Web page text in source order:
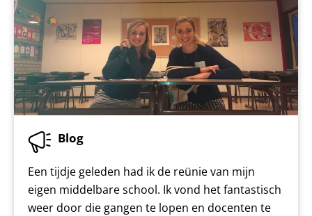
Blog
Een tijdje geleden had ik de reünie van mijn
eigen middelbare school. Ik vond het fantastisch
weer door die gangen te lopen en docenten te